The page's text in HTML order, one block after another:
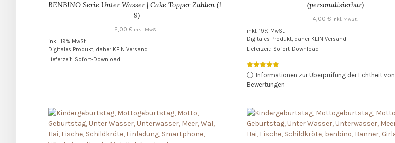
BENBINO Serie Unter Wasser | Cake Topper Zahlen (1-
9)
2,00 € inkl. MwSt.
inkl. 19% MwSt.
Digitales Produkt, daher KEIN Versand
Lieferzeit: Sofort-Download
(personalisierbar)
4,00€ inkl. MwSt.
inkl. 19% MwSt.
Digitales Produkt, daher KEIN Versand
Lieferzeit: Sofort-Download
Bewertet mit
5.00
von 5
ⓘ Informationen zur Überprüfung der Echtheit von
Bewertungen